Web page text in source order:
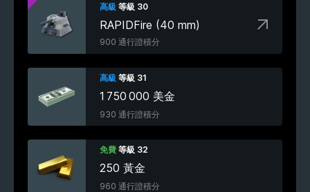
高級 等級 30
RAPIDFire (40 mm)
900 通行證積分
高級 等級 31
1 750 000 美金
930 通行證積分
免費 等級 32
250 黃金
960 通行證積分